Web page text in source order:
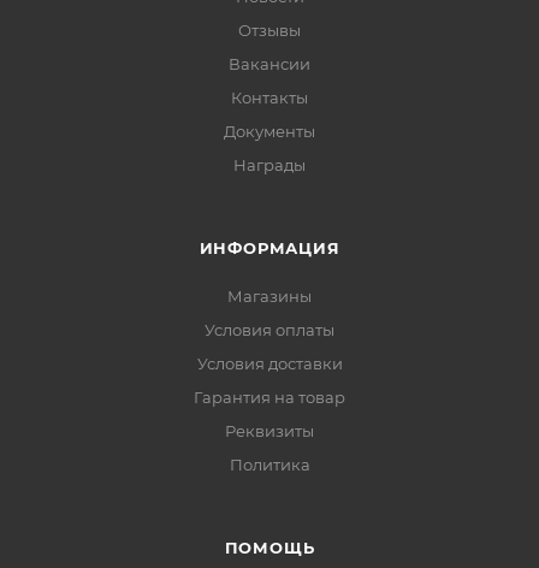
Отзывы
Вакансии
Контакты
Документы
Награды
ИНФОРМАЦИЯ
Магазины
Условия оплаты
Условия доставки
Гарантия на товар
Реквизиты
Политика
ПОМОЩЬ